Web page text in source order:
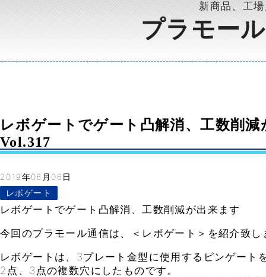
新商品、工
プラモー
レボゲートでゲート凸解消、工数削
Vol.317
2019年06月06日
レボゲート
レボゲートでゲート凸解消、工数削減が出来ます
今回のプラモール通信は、＜レボゲート＞を紹介致し
レボゲートは、3プレート金型に使用するピンゲート
2点、3点の複数穴にしたものです。